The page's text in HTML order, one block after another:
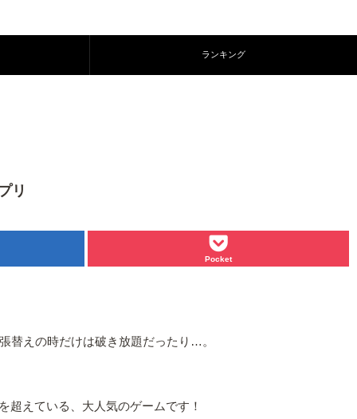
ランキング
リ
Pocket
替えの時だけは破き放題だったり…。
超えている、大人気のゲームです！